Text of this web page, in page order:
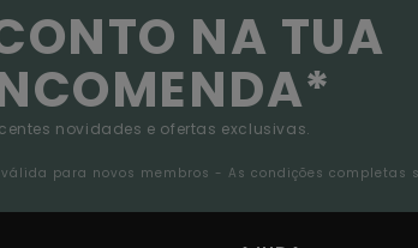
NA TUA
novidades e ofertas exclusivas.
para novos membros - As condições